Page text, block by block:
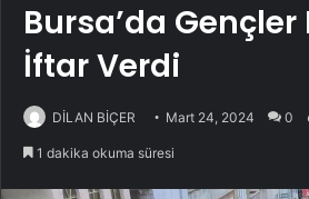
Bursa’da
İftar Verdi
DİLAN BİÇER Mart 24, 2024 0
1 dakika okuma süresi